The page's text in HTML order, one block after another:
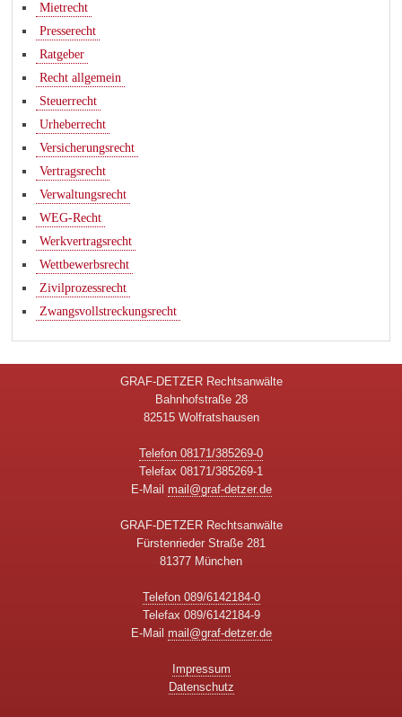
Mietrecht
Presserecht
Ratgeber
Recht allgemein
Steuerrecht
Urheberrecht
Versicherungsrecht
Vertragsrecht
Verwaltungsrecht
WEG-Recht
Werkvertragsrecht
Wettbewerbsrecht
Zivilprozessrecht
Zwangsvollstreckungsrecht
GRAF-DETZER Rechtsanwälte
Bahnhofstraße 28
82515 Wolfratshausen
Telefon 08171/385269-0
Telefax 08171/385269-1
E-Mail mail@graf-detzer.de
GRAF-DETZER Rechtsanwälte
Fürstenrieder Straße 281
81377 München
Telefon 089/6142184-0
Telefax 089/6142184-9
E-Mail mail@graf-detzer.de
Impressum
Datenschutz